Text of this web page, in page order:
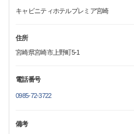
キャビニティホテルプレミア宮崎
住所
宮崎県宮崎市上野町5‐1
電話番号
0985-72-3722
備考